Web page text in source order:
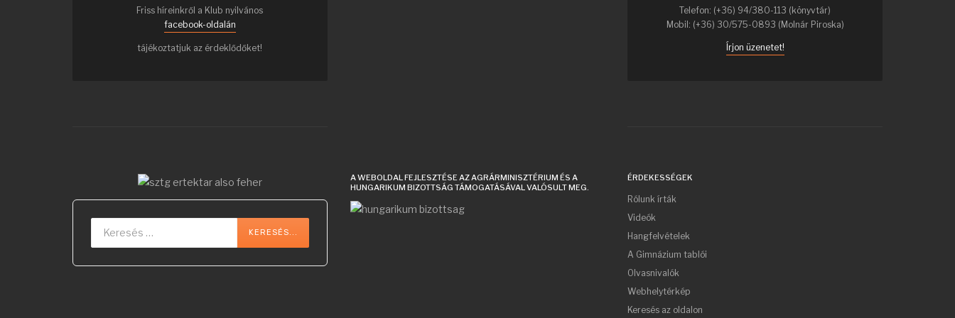
Friss híreinkről a Klub nyilvános
facebook-oldalán
tájékoztatjuk az érdeklődőket!
Telefon: (+36) 94/380-113 (könyvtár)
Mobil: (+36) 30/575-0893 (Molnár Piroska)
Írjon üzenetet!
KERESÉS...
A WEBOLDAL FEJLESZTÉSE AZ AGRÁRMINISZTÉRIUM ÉS A
HUNGARIKUM BIZOTTSÁG TÁMOGATÁSÁVAL VALÓSULT MEG.
ÉRDEKESSÉGEK
Rólunk írták
Videók
Hangfelvételek
A Gimnázium tablói
Olvasnivalók
Webhelytérkép
Keresés az oldalon